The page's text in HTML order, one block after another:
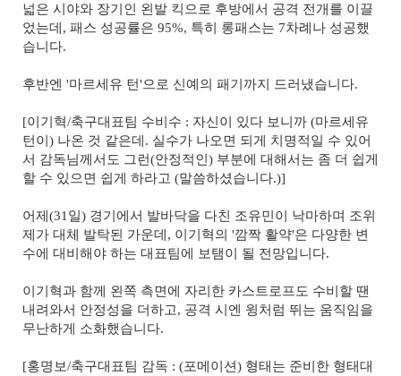
넓은 시야와 장기인 왼발 킥으로 후방에서 공격 전개를 이끌
었는데, 패스 성공률은 95%, 특히 롱패스는 7차례나 성공했
습니다.
후반엔 '마르세유 턴'으로 신예의 패기까지 드러냈습니다.
[이기혁/축구대표팀 수비수 : 자신이 있다 보니까 (마르세유
턴이) 나온 것 같은데. 실수가 나오면 되게 치명적일 수 있어
서 감독님께서도 그런(안정적인) 부분에 대해서는 좀 더 쉽게
할 수 있으면 쉽게 하라고 (말씀하셨습니다.)]
어제(31일) 경기에서 발바닥을 다친 조유민이 낙마하며 조위
제가 대체 발탁된 가운데, 이기혁의 '깜짝 활약'은 다양한 변
수에 대비해야 하는 대표팀에 보탬이 될 전망입니다.
이기혁과 함께 왼쪽 측면에 자리한 카스트로프도 수비할 땐
내려와서 안정성을 더하고, 공격 시엔 윙처럼 뛰는 움직임을
무난하게 소화했습니다.
[홍명보/축구대표팀 감독 : (포메이션) 형태는 준비한 형태대